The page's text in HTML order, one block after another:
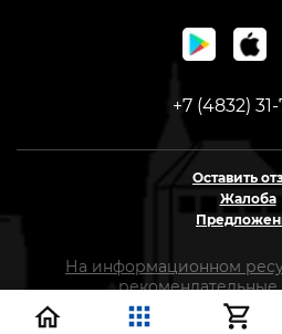
+7 (4832)
Оставить
Жалоба
На информационном
рекомендательные
(информационные
информации на основе